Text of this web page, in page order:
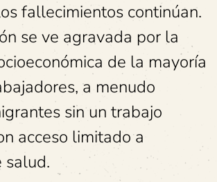
fallecimientos continúan.
se ve agravada por la
de la mayoría
a menudo
sin un trabajo
acceso limitado a
salud.